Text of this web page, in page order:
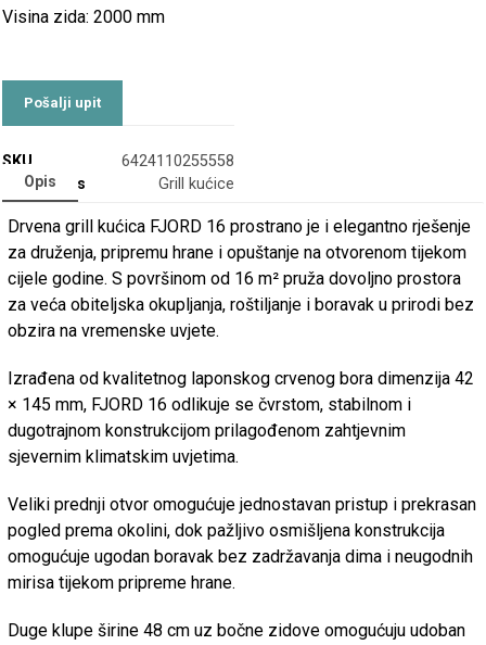
Visina zida: 2000 mm
SKU
6424110255558
Categories
Grill kućice
Opis
Drvena grill kućica FJORD 16 prostrano je i elegantno rješenje
za druženja, pripremu hrane i opuštanje na otvorenom tijekom
cijele godine. S površinom od 16 m² pruža dovoljno prostora
za veća obiteljska okupljanja, roštiljanje i boravak u prirodi bez
obzira na vremenske uvjete.
Izrađena od kvalitetnog laponskog crvenog bora dimenzija 42
× 145 mm, FJORD 16 odlikuje se čvrstom, stabilnom i
dugotrajnom konstrukcijom prilagođenom zahtjevnim
sjevernim klimatskim uvjetima.
Veliki prednji otvor omogućuje jednostavan pristup i prekrasan
pogled prema okolini, dok pažljivo osmišljena konstrukcija
omogućuje ugodan boravak bez zadržavanja dima i neugodnih
mirisa tijekom pripreme hrane.
Duge klupe širine 48 cm uz bočne zidove omogućuju udoban